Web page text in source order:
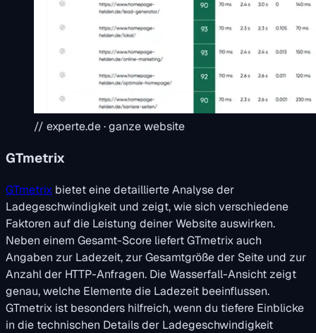
// experte.de · ganze website
GTmetrix
GTmetrix bietet eine detaillierte Analyse der
Ladegeschwindigkeit und zeigt, wie sich verschiedene
Faktoren auf die Leistung deiner Website auswirken.
Neben einem Gesamt-Score liefert GTmetrix auch
Angaben zur Ladezeit, zur Gesamtgröße der Seite und zur
Anzahl der HTTP-Anfragen. Die Wasserfall-Ansicht zeigt
genau, welche Elemente die Ladezeit beeinflussen.
GTmetrix ist besonders hilfreich, wenn du tiefere Einblicke
in die technischen Details der Ladegeschwindigkeit